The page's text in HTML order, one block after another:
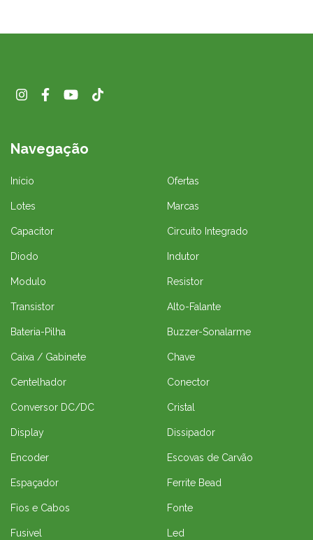
Navegação
Início Ofertas
Lotes Marcas
Capacitor Circuito Integrado
Diodo Indutor
Modulo Resistor
Transistor Alto-Falante
Bateria-Pilha Buzzer-Sonalarme
Caixa / Gabinete Chave
Centelhador Conector
Conversor DC/DC Cristal
Display Dissipador
Encoder Escovas de Carvão
Espaçador Ferrite Bead
Fios e Cabos Fonte
Fusivel Led